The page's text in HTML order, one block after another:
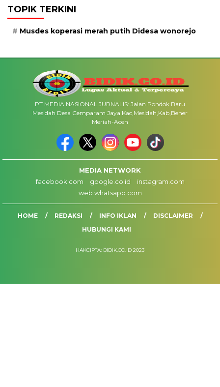
TOPIK TERKINI
Musdes koperasi merah putih Didesa wonorejo
PT MEDIA NASIONAL JURNALIS: Jalan Pondok Baru
Mesidah Desa Cemparam Jaya Kac,Mesidah,Kab,Bener
Meriah-Aceh
MEDIA NETWORK
facebook.com
google.co.id
instagram.com
web.whatsapp.com
HOME REDAKSI INFO IKLAN
DISCLAIMER
HUBUNGI KAMI
HAKCIPTA: BIDIK.CO.ID 2023